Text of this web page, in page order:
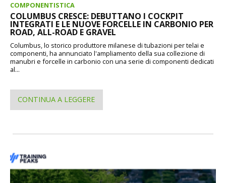
COMPONENTISTICA
COLUMBUS CRESCE: DEBUTTANO I COCKPIT
INTEGRATI E LE NUOVE FORCELLE IN CARBONIO PER
ROAD, ALL-ROAD E GRAVEL
Columbus, lo storico produttore milanese di tubazioni per telai e
componenti, ha annunciato l'ampliamento della sua collezione di
manubri e forcelle in carbonio con una serie di componenti dedicati
al...
CONTINUA A LEGGERE